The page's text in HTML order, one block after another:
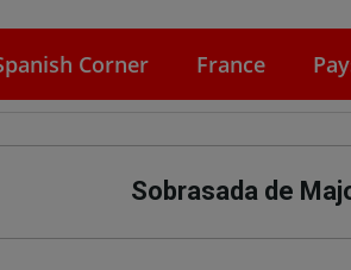
Corner France
Sobrasada de